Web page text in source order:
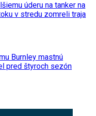
úderu na tanker na
v stredu zomreli traja
Burnley mastnú
pred štyroch sezón